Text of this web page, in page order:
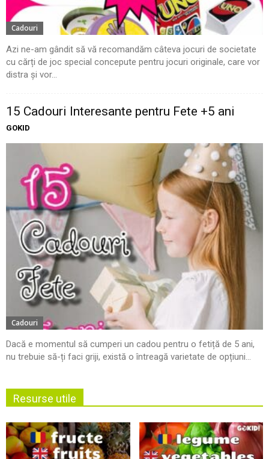
Cadouri
Azi ne-am gândit să vă recomandăm câteva jocuri de societate
cu cărți de joc special concepute pentru jocuri originale, care vor
distra și vor...
15 Cadouri Interesante pentru Fete +5 ani
GOKID
Cadouri
Dacă e momentul să cumperi un cadou pentru o fetiță de 5 ani,
nu trebuie să-ți faci griji, există o întreagă varietate de opțiuni...
Resurse utile